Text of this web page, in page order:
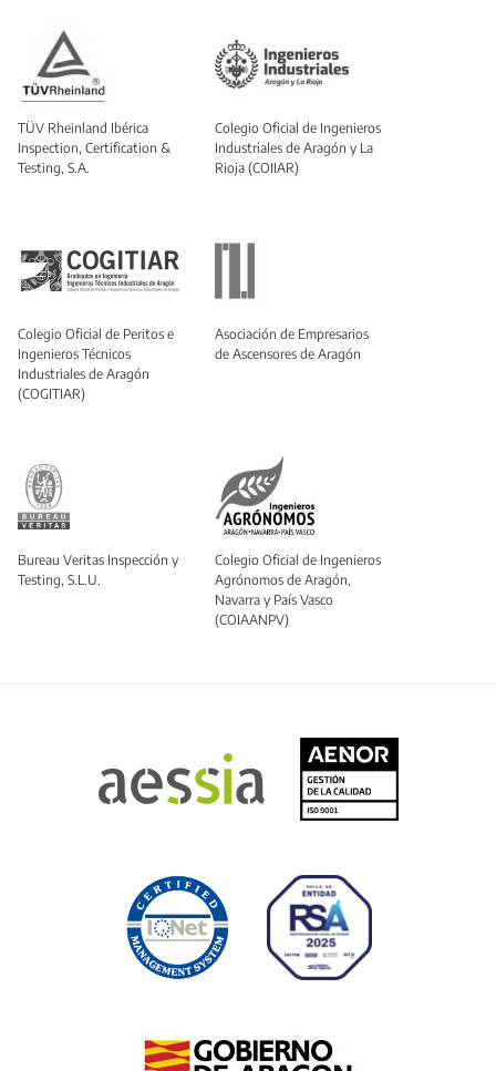
TÜV Rheinland Ibérica
Inspection, Certification &
Testing, S.A.
Colegio Oficial de Ingenieros
Industriales de Aragón y La
Rioja (COIIAR)
Colegio Oficial de Peritos e
Ingenieros Técnicos
Industriales de Aragón
(COGITIAR)
Asociación de Empresarios
de Ascensores de Aragón
Bureau Veritas Inspección y
Testing, S.L.U.
Colegio Oficial de Ingenieros
Agrónomos de Aragón,
Navarra y País Vasco
(COIAANPV)